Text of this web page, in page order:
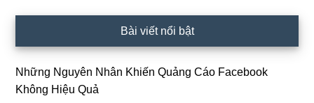
Bài viết nổi bật
Những Nguyên Nhân Khiến Quảng Cáo Facebook
Không Hiệu Quả